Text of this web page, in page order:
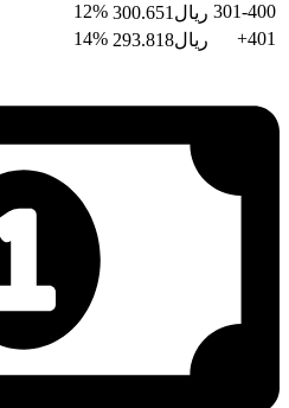
301-400 ریال 300.651
12%
401+
ریال293.818
14%